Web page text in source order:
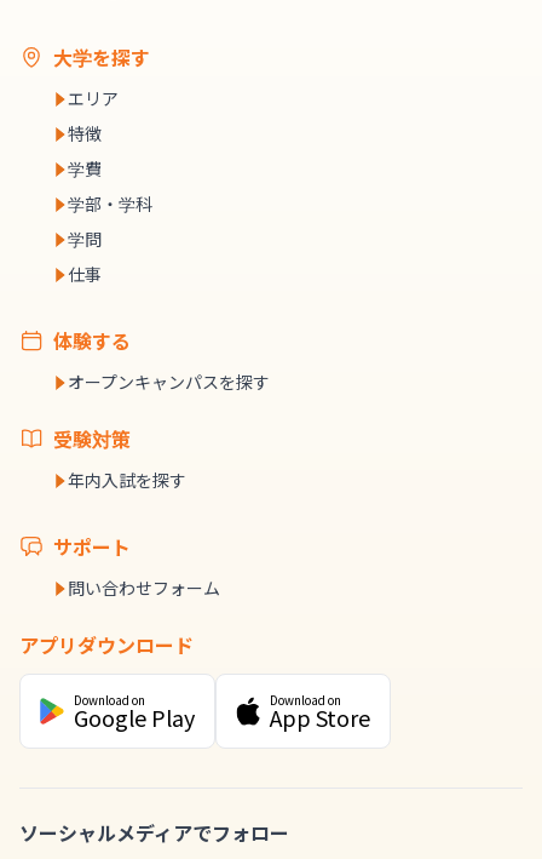
大学を探す
エリア
特徴
学費
学部・学科
学問
仕事
体験する
オープンキャンパスを探す
受験対策
年内入試を探す
サポート
問い合わせフォーム
アプリダウンロード
Download on
Google Play
Download on
App Store
ソーシャルメディアでフォロー